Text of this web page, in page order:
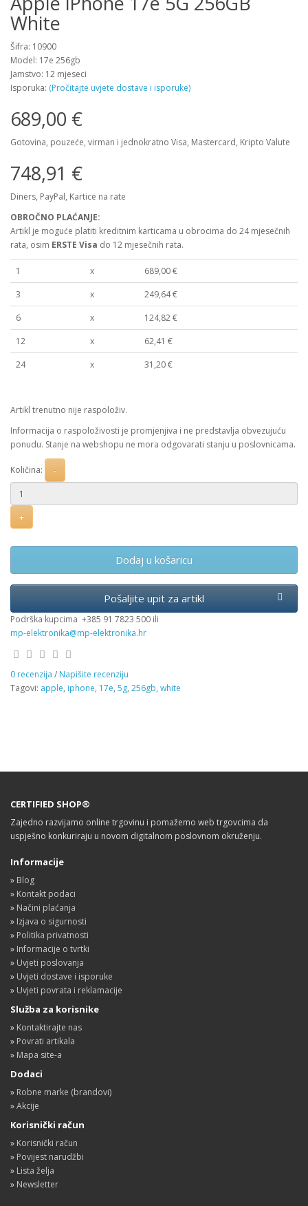
White
Šifra: 10900
Model: 17e 256gb
Jamstvo: 12 mjeseci
Isporuka: (Pročitajte uvjete dostave i isporuke)
689,00 €
Gotovina, pouzeće, virman i jednokratno Visa, Mastercard, Kripto Valute
748,91 €
Diners, PayPal, Kartice na rate
OBROČNO PLAĆANJE:
Artikl je moguće platiti kreditnim karticama u obrocima do 24 mjesečnih
rata, osim ERSTE Visa do 12 mjesečnih rata.
1 x
689,00 €
3
x
249,64 €
6
x
124,82 €
12
x
62,41 €
24
x 31,20 €
Artikl trenutno nije raspoloživ.
Informacija o raspoloživosti je promjenjiva i ne predstavlja obvezujuću
ponudu. Stanje na webshopu ne mora odgovarati stanju u poslovnicama.
Količina:
Dodaj u košaricu
Podrška kupcima +385 91 7823 500 ili
mp-elektronika@mp-elektronika.hr
0 recenzija / Napišite recenziju
Tagovi: apple, iphone, 17e, 5g, 256gb, white
CERTIFIED SHOP®
Zajedno razvijamo online trgovinu i pomažemo web trgovcima da
uspješno konkuriraju u novom digitalnom poslovnom okruženju.
Informacije
» Blog
» Kontakt podaci
» Načini plaćanja
» Izjava o sigurnosti
» Politika privatnosti
» Informacije o tvrtki
» Uvjeti poslovanja
» Uvjeti dostave i isporuke
» Uvjeti povrata i reklamacije
Služba za korisnike
» Kontaktirajte nas
» Povrati artikala
» Mapa site-a
Dodaci
» Robne marke (brandovi)
»Akcije
Korisnički račun
» Korisnički račun
» Povijest narudžbi
» Lista želja
» Newsletter